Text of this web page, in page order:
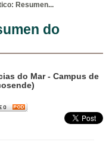
Resumen...
do
do Mar - Campus de